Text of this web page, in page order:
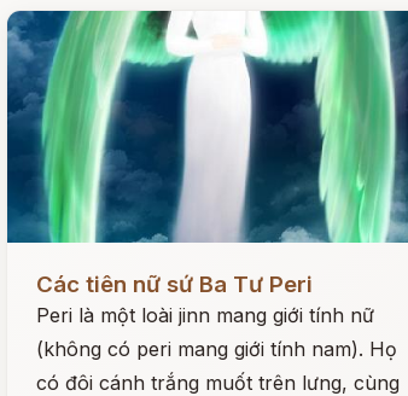
Các tiên nữ sứ Ba Tư Peri
Peri là một loài jinn mang giới tính nữ
(không có peri mang giới tính nam). Họ
có đôi cánh trắng muốt trên lưng, cùng